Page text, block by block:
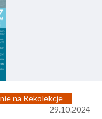
na Rekolekcje
29.10.2024